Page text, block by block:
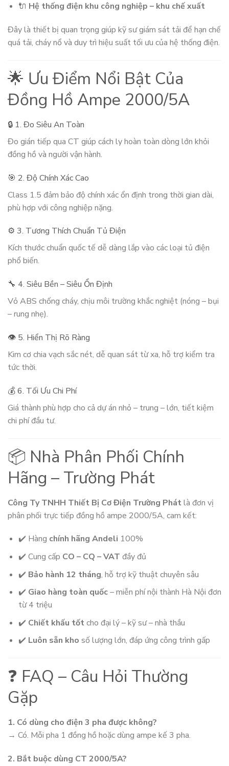
🔌 Hệ thống điện khu công nghiệp – khu chế xuất
Đây là thiết bị quan trọng giúp kỹ sư giám sát tải để hạn chế
quá tải, cháy nổ và duy trì hiệu suất tối ưu của hệ thống điện.
🌟 Ưu Điểm Nổi Bật Của
Đồng Hồ Ampe 2000/5A
🔒 1. Đo Siêu An Toàn
Đo gián tiếp qua CT giúp cách ly hoàn toàn dòng lớn khỏi
đồng hồ và người vận hành.
🎯 2. Độ Chính Xác Cao
Class 1.5 đảm bảo độ chính xác ổn định trong thời gian dài,
phù hợp với công nghiệp nặng.
⚙️ 3. Tương Thích Chuẩn Tủ Điện
Kích thước chuẩn quốc tế dễ dàng lắp vào các loại tủ điện
phổ biến.
🔧 4. Siêu Bền – Siêu Ổn Định
Vỏ ABS chống cháy, chịu môi trường khắc nghiệt (nóng – bụi
– rung nhẹ).
👁️ 5. Hiển Thị Rõ Ràng
Kim cơ chia vạch sắc nét, dễ quan sát từ xa, hỗ trợ kiểm tra
tức thời.
💰 6. Tối Ưu Chi Phí
Giá thành phù hợp cho cả dự án nhỏ – trung – lớn, tiết kiệm
chi phí đầu tư.
📦 Nhà Phân Phối Chính
Hãng – Trường Phát
Công Ty TNHH Thiết Bị Cơ Điện Trường Phátlà đơn vị
phân phối trực tiếp đồng hồ ampe 2000/5A, cam kết:
✔️ Hàng chính hãng Andeli 100%
✔️ Cung cấp CO – CQ – VAT đầy đủ
✔️ Bảo hành 12 tháng, hỗ trợ kỹ thuật chuyên sâu
✔️ Giao hàng toàn quốc– miễn phí nội thành Hà Nội đơn
từ 4 triệu
✔️ Chiết khấu tốtcho đại lý – kỹ sư – nhà thầu
✔️ Luôn sẵn kho số lượng lớn, đáp ứng công trình gấp
❓ FAQ – Câu Hỏi Thường
Gặp
1. Có dùng cho điện 3 pha được không?
→ Có. Mỗi pha 1 đồng hồ hoặc dùng ampe kế 3 pha.
2. Bắt buộc dùng CT 2000/5A?